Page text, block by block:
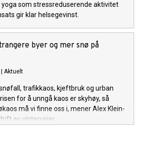
som stressreduserende aktivitet
gir klar helsegevinst.
byer og mer snø på
Aktuelt
trafikkaos, kjeftbruk og urban
for å unngå kaos er skyhøy, så
må vi finne oss i, mener Alex Klein-
av vinterveier.